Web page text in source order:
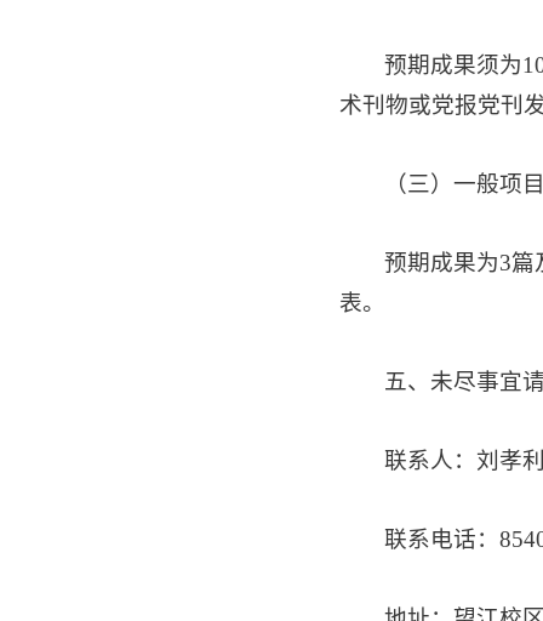
预期成果须为
术刊物或党报党刊
（三）一般项
预期成果为3
表。
五、未尽事宜
联系人：刘孝
联系电话：